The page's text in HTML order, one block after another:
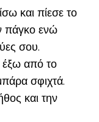
και πίεσε το
πάγκο ενώ
σου.
έξω από το
σφιχτά.
και την